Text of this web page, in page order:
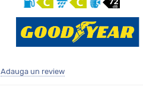
Adauga un review